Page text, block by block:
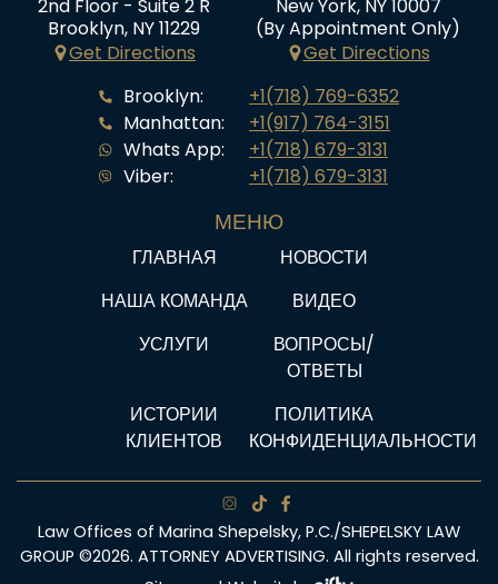
2nd Floor - Suite 2 R
Brooklyn, NY 11229
Get Directions
New York, NY 10007
(By Appointment Only)
Get Directions
Brooklyn:
Manhattan:
Whats App:
Viber:
+1(718) 769-6352
+1(917) 764-3151
+1(718) 679-3131
+1(718) 679-3131
МЕНЮ
ГЛАВНАЯ
НОВОСТИ
НАША КОМАНДА
ВИДЕО
УСЛУГИ
ВОПРОСЫ/
ОТВЕТЫ
ИСТОРИИ
КЛИЕНТОВ
ПОЛИТИКА
КОНФИДЕНЦИАЛЬНОСТИ
Law Offices of Marina Shepelsky, P.C./SHEPELSKY LAW
GROUP ©2026. ATTORNEY ADVERTISING. All rights reserved.